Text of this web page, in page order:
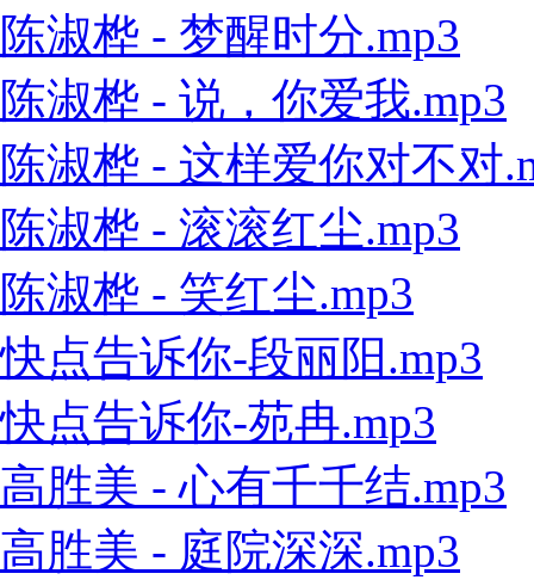
陈淑桦 - 梦醒时分.mp3
陈淑桦 - 说，你爱我.mp3
陈淑桦 - 这样爱你对不对
陈淑桦 - 滚滚红尘.mp3
陈淑桦 - 笑红尘.mp3
快点告诉你-段丽阳.mp3
快点告诉你-苑冉.mp3
高胜美 - 心有千千结.mp3
高胜美 - 庭院深深.mp3